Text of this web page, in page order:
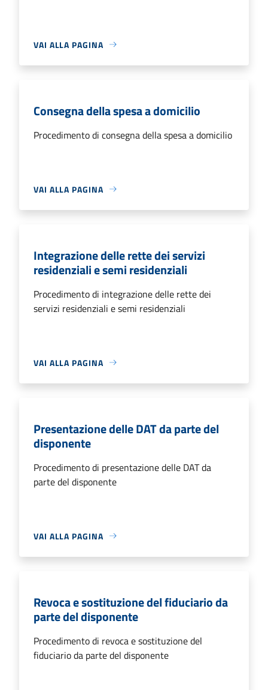
VAI ALLA PAGINA
Consegna della spesa a domicilio
Procedimento di consegna della spesa a domicilio
VAI ALLA PAGINA
Integrazione delle rette dei servizi
residenziali e semi residenziali
Procedimento di integrazione delle rette dei
servizi residenziali e semi residenziali
VAI ALLA PAGINA
Presentazione delle DAT da parte del
disponente
Procedimento di presentazione delle DAT da
parte del disponente
VAI ALLA PAGINA
Revoca e sostituzione del fiduciario da
parte del disponente
Procedimento di revoca e sostituzione del
fiduciario da parte del disponente